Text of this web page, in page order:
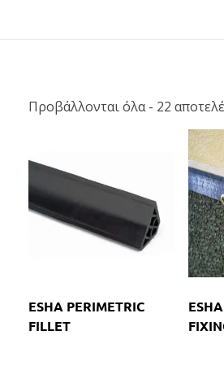
Προβάλλονται όλα - 22
ESHA PERIMETRIC
FILLET